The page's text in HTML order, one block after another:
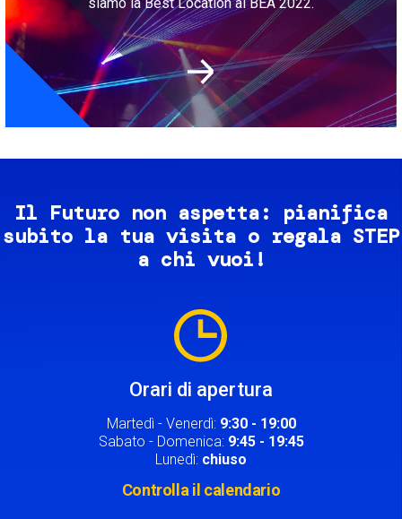
Il Futuro non aspetta: pianifica
subito la tua visita o regala STEP
a chi vuoi!
Orari di apertura
Martedì - Venerdì: 9:30 - 19:00
Sabato - Domenica: 9:45 - 19:45
Lunedì: chiuso
Controlla il calendario